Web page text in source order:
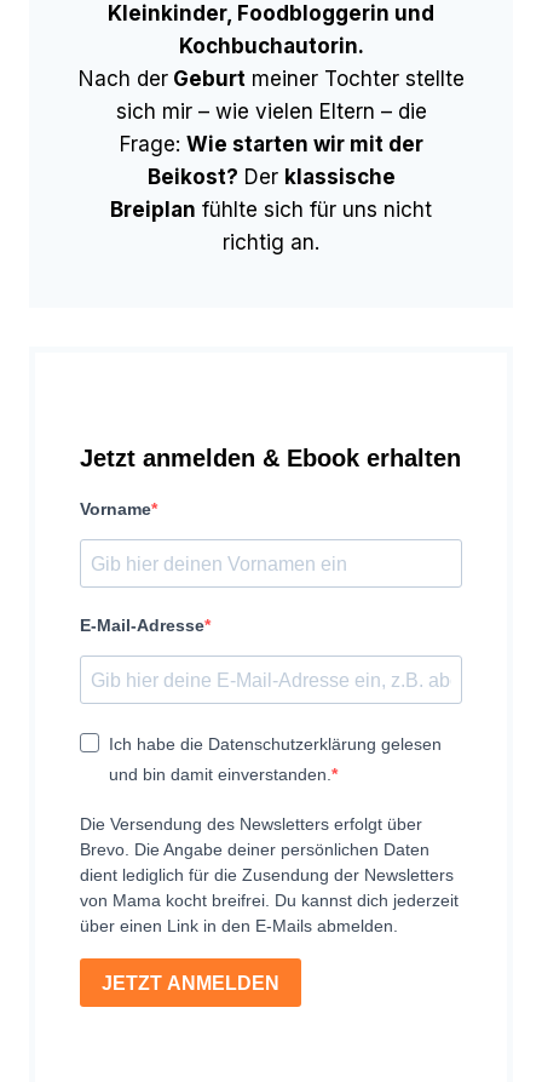
Kleinkinder, Foodbloggerin und
Kochbuchautorin.
Nach derGeburtmeiner Tochter stellte
sich mir – wie vielen Eltern – die
Frage: Wie starten wir mit der
Beikost? Der klassische
Breiplan fühlte sich für uns nicht
richtig an.
Jetzt anmelden & Ebook erhalten
Vorname
E-Mail-Adresse
Ich habe die Datenschutzerklärung gelesen
und bin damit einverstanden.
Die Versendung des Newsletters erfolgt über
Brevo. Die Angabe deiner persönlichen Daten
dient lediglich für die Zusendung der Newsletters
von Mama kocht breifrei. Du kannst dich jederzeit
über einen Link in den E-Mails abmelden.
JETZT ANMELDEN